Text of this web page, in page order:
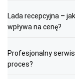
Lada recepcyjna –
wpływa na cenę?
Profesjonalny
proces?